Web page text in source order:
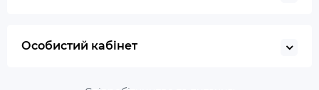
Особистий кабінет